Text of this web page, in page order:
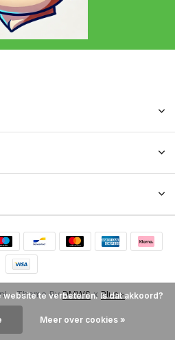
- Theme ByDMWSx Plus+
website te verbeteren. Is dat akkoord?
Meer over cookies »